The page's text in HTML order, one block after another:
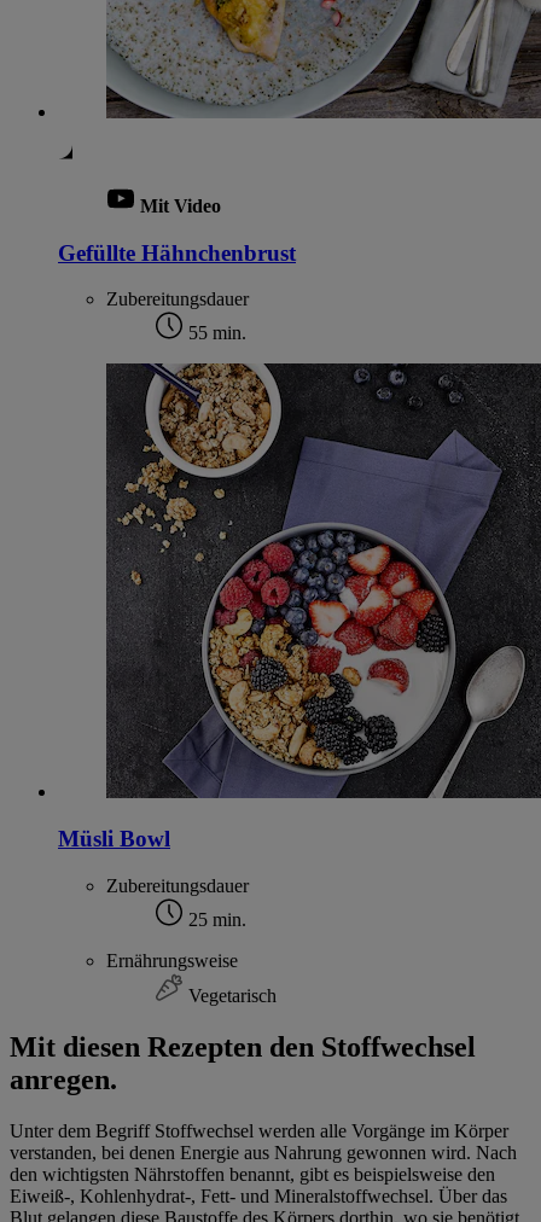
Mit Video
Gefüllte Hähnchenbrust
Zubereitungsdauer
55 min.
Müsli Bowl
Zubereitungsdauer
25 min.
Ernährungsweise
Vegetarisch
Mit diesen Rezepten den Stoffwechsel
anregen.
Unter dem Begriff Stoffwechsel werden alle Vorgänge im Körper
verstanden, bei denen Energie aus Nahrung gewonnen wird. Nach
den wichtigsten Nährstoffen benannt, gibt es beispielsweise den
Eiweiß-, Kohlenhydrat-, Fett- und Mineralstoffwechsel. Über das
Blut gelangen diese Baustoffe des Körpers dorthin, wo sie benötigt